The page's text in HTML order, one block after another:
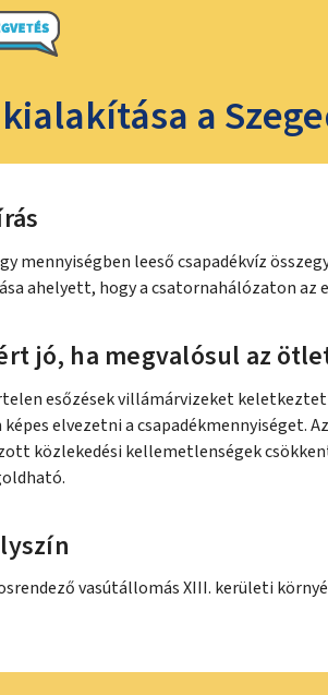
a
mennyiségben leeső csapadékvíz
ahelyett, hogy a csatornahálózaton az
jó, ha megvalósul az
esőzések villámárvizeket
képes elvezetni a csapadékmennyiséget.
közlekedési kellemetlenségek
vasútállomás XIII. kerületi